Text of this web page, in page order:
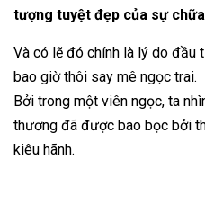
tượng tuyệt đẹp của sự
Và có lẽ đó chính là lý do đầu
bao giờ thôi say mê ngọc trai.
Bởi trong một viên ngọc, ta
thương đã được bao bọc bởi
kiêu hãnh.